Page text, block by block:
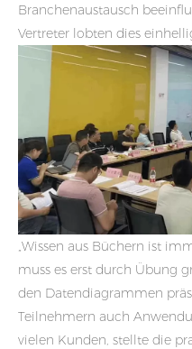
Branchenaustausch
Vertreter lobten dies
„Wissen aus Büchern ist
muss es erst durch Übung
den Datendiagrammen
Teilnehmern auch
vielen Kunden, stellte die